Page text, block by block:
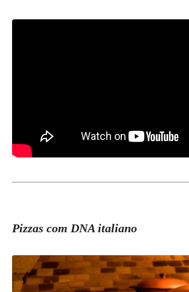
Pizzas com DNA italiano